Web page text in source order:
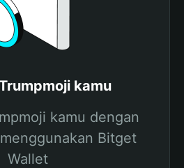
kamu
kamu dengan
Bitget
Wallet